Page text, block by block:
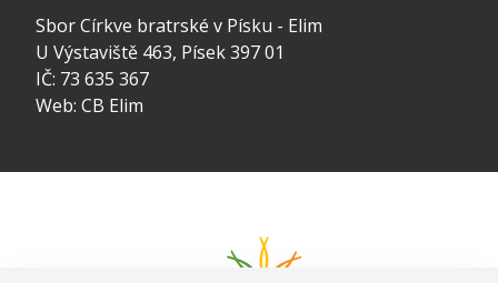
Sbor Církve bratrské v Písku - Elim
U Výstaviště 463, Písek 397 01
IČ: 73 635 367
Web: CB Elim